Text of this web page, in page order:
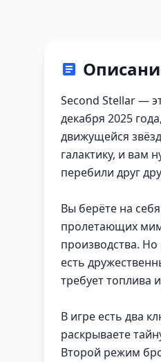
Second Stellar —
декабря 2025
движущейся
галактику, и вам
перебили друг
Вы берёте на
пролетающих
производства.
есть
требует топлива
В игре есть два
раскрываете
Второй режим